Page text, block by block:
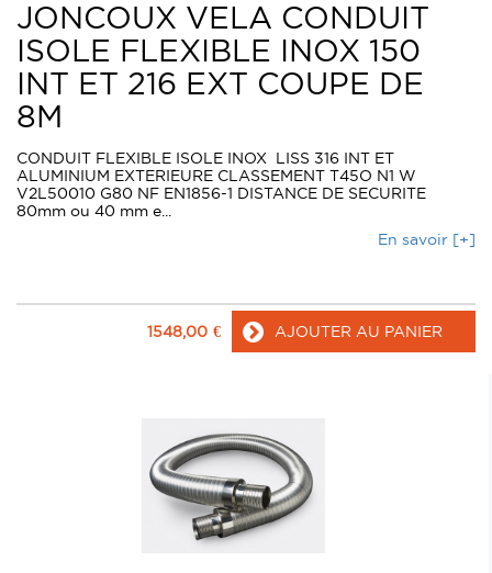
JONCOUX VELA CONDUIT
ISOLE FLEXIBLE INOX 150
INT ET 216 EXT COUPE DE
8M
CONDUIT FLEXIBLE ISOLE INOX LISS 316 INT ET
ALUMINIUM EXTERIEURE CLASSEMENT T45O N1 W
V2L50010 G80 NF EN1856-1 DISTANCE DE SECURITE
80mm ou 40 mm e...
En savoir [+]
1548,00 € AJOUTER AU PANIER